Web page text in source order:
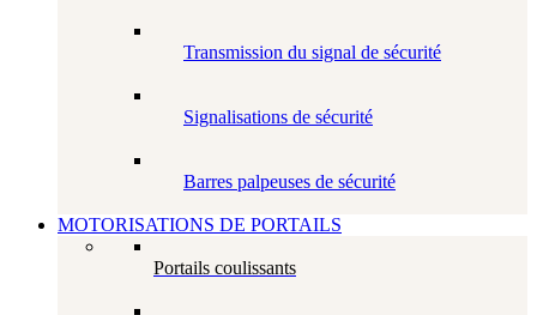
Transmission du signal de sécurité
Signalisations de sécurité
Barres palpeuses de sécurité
MOTORISATIONS DE PORTAILS
Portails coulissants